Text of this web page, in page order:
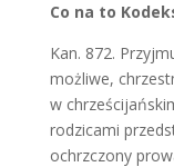
Co na to
Kan. 872.
możliwe,
w
rodzicami
ochrzczony